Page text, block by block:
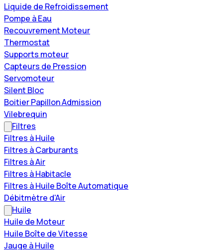
Liquide de Refroidissement
Pompe à Eau
Recouvrement Moteur
Thermostat
Supports moteur
Capteurs de Pression
Servomoteur
Silent Bloc
Boitier Papillon Admission
Vilebrequin
Filtres
Filtres à Huile
Filtres à Carburants
Filtres à Air
Filtres à Habitacle
Filtres à Huile Boîte Automatique
Débitmètre d'Air
Huile
Huile de Moteur
Huile Boîte de Vitesse
Jauge à Huile